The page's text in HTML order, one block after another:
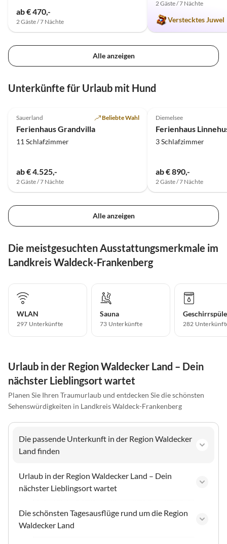
ab € 470,-
2 Gäste / 7 Nächte
2 Gäste / 7 Nächte
Verstecktes Juwel
Alle anzeigen
Unterkünfte für Urlaub mit Hund
Sauerland Beliebte Wahl
Ferienhaus Grandvilla
11 Schlafzimmer
ab € 4.525,-
2 Gäste / 7 Nächte
Diemelsee
3 Schlafzimmer
ab € 890,-
2 Gäste / 7 Nächte
Alle anzeigen
Die meistgesuchten Ausstattungsmerkmale im
Landkreis Waldeck-Frankenberg
WLAN
297 Unterkünfte
Sauna
73 Unterkünfte 282
Urlaub in der Region Waldecker Land – Dein
nächster Lieblingsort wartet
Planen Sie Ihren Traumurlaub und entdecken Sie die schönsten
Sehenswürdigkeiten in Landkreis Waldeck-Frankenberg
Die passende Unterkunft in der Region Waldecker
Land finden
Urlaub in der Region Waldecker Land – Dein
nächster Lieblingsort wartet
Die schönsten Tagesausflüge rund um die Region
Waldecker Land